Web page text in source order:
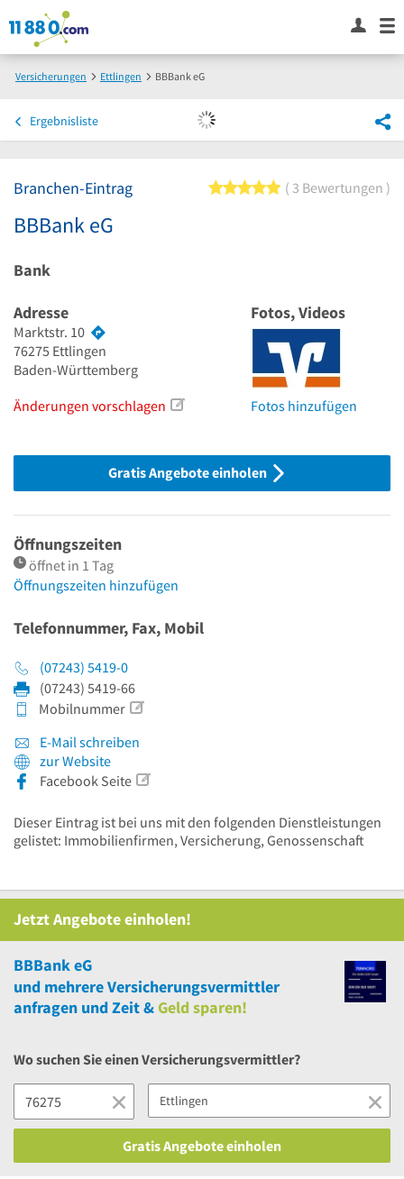
Versicherungen Ettlingen BBBank eG
Ergebnisliste
Branchen-Eintrag 5 von 5 Sternen
3 Bewertungen
BBBank eG
Bank
Adresse
Marktstr. 10
76275 Ettlingen
Baden-Württemberg
Änderungen vorschlagen
Fotos, Videos
Fotos hinzufügen
Gratis Angebote einholen
Öffnungszeiten
öffnet in 1 Tag
Öffnungszeiten hinzufügen
Telefonnummer, Fax, Mobil
(07243) 5419-0
(07243) 5419-66
Mobilnummer
E-Mail schreiben
zur Website
Facebook Seite
Dieser Eintrag ist bei uns mit den folgenden Dienstleistungen
gelistet: Immobilienfirmen, Versicherung, Genossenschaft
Jetzt Angebote einholen!
BBBank eG
und mehrereVersicherungsvermittler
anfragen und Zeit &Geld sparen!
Wo suchen Sie einen Versicherungsvermittler?
Gratis Angebote einholen